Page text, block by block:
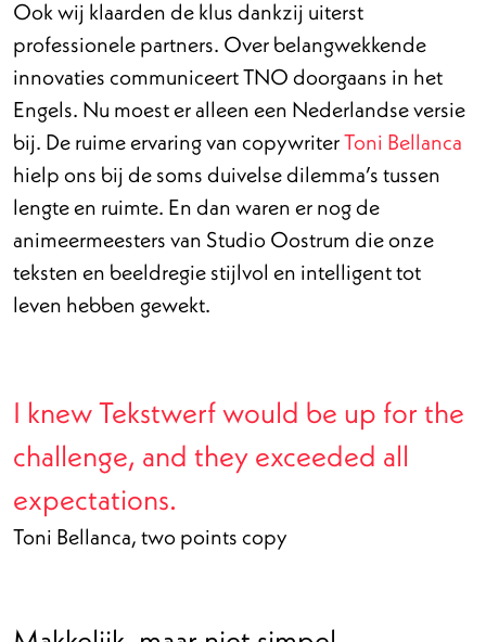
Ook wij klaarden de klus dankzij uiterst
professionele partners. Over belangwekkende
innovaties communiceert TNO doorgaans in het
Engels. Nu moest er alleen een Nederlandse versie
bij. De ruime ervaring van copywriterToni Bellanca
hielp ons bij de soms duivelse dilemma’s tussen
lengte en ruimte. En dan waren er nog de
animeermeesters van Studio Oostrum die onze
teksten en beeldregie stijlvol en intelligent tot
leven hebben gewekt.
I knew Tekstwerf would be up for the
challenge, and they exceeded all
expectations.
Toni Bellanca, two points copy